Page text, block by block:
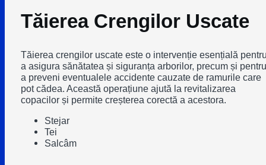
Tăierea Crengilor Uscate
Tăierea crengilor uscate este o intervenție esențială
a asigura sănătatea și siguranța arborilor, precum și pentru
a preveni eventualele accidente cauzate de ramurile care
pot cădea. Această operațiune ajută la revitalizarea
copacilor și permite creșterea corectă a acestora.
Stejar
Tei
Salcâm